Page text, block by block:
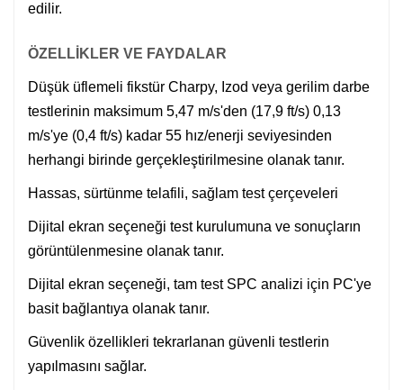
edilir.
ÖZELLİKLER VE FAYDALAR
Düşük üflemeli fikstür Charpy, Izod veya gerilim darbe
testlerinin maksimum 5,47 m/s'den (17,9 ft/s) 0,13
m/s'ye (0,4 ft/s) kadar 55 hız/enerji seviyesinden
herhangi birinde gerçekleştirilmesine olanak tanır.
Hassas, sürtünme telafili, sağlam test çerçeveleri
Dijital ekran seçeneği test kurulumuna ve sonuçların
görüntülenmesine olanak tanır.
Dijital ekran seçeneği, tam test SPC analizi için PC'ye
basit bağlantıya olanak tanır.
Güvenlik özellikleri tekrarlanan güvenli testlerin
yapılmasını sağlar.